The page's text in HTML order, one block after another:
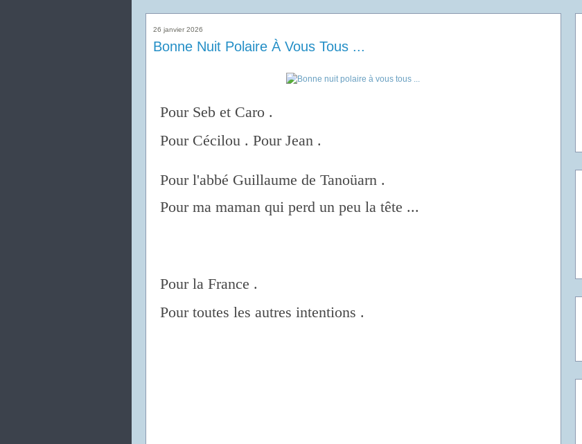
26 janvier 2026
Bonne Nuit Polaire À Vous Tous ...
Pour Seb et Caro .
Pour Cécilou . Pour Jean .
Pour l'abbé Guillaume de Tanoüarn .
Pour ma maman qui perd un peu la tête ...
Pour la France .
Pour toutes les autres intentions .